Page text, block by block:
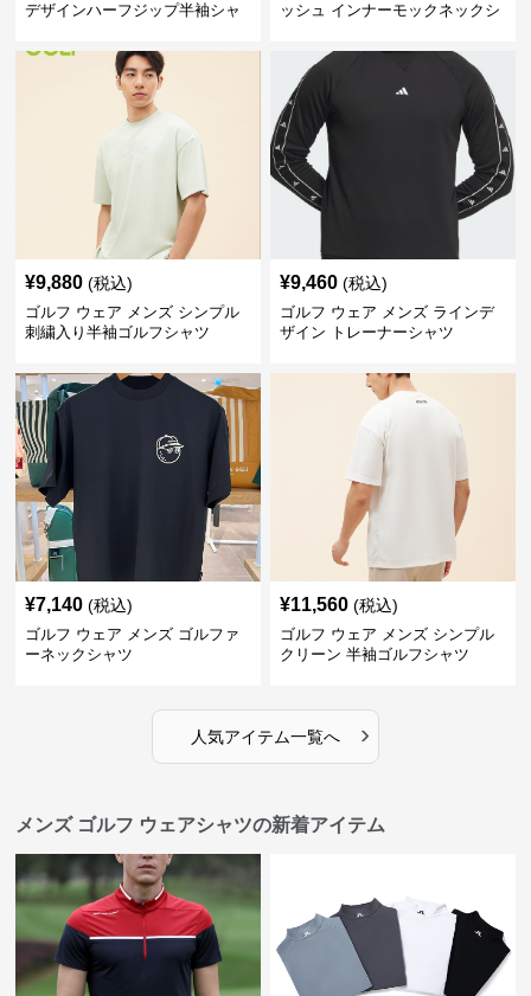
デザインハーフジップ半袖シャ
ッシュ インナーモックネックシ
¥9,880 (税込)
ゴルフ ウェア メンズ シンプル
刺繍入り半袖ゴルフシャツ
¥9,460 (税込)
ゴルフ ウェア メンズ ラインデ
ザイン トレーナーシャツ
¥7,140 (税込)
ゴルフ ウェア メンズ ゴルファ
ーネックシャツ
¥11,560 (税込)
ゴルフ ウェア メンズ シンプル
クリーン 半袖ゴルフシャツ
人気アイテム一覧へ ›
メンズ ゴルフ ウェアシャツの新着アイテム